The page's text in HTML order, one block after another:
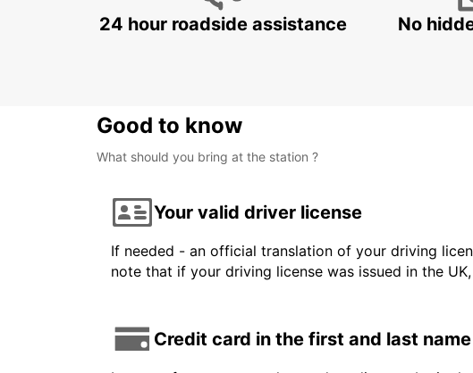
24 hour roadside assistance No
Good to know
What should you bring at the station ?
Your valid driver license
If needed - an official translation of your driving
note that if your driving license was issued in the
Credit card in the first and last